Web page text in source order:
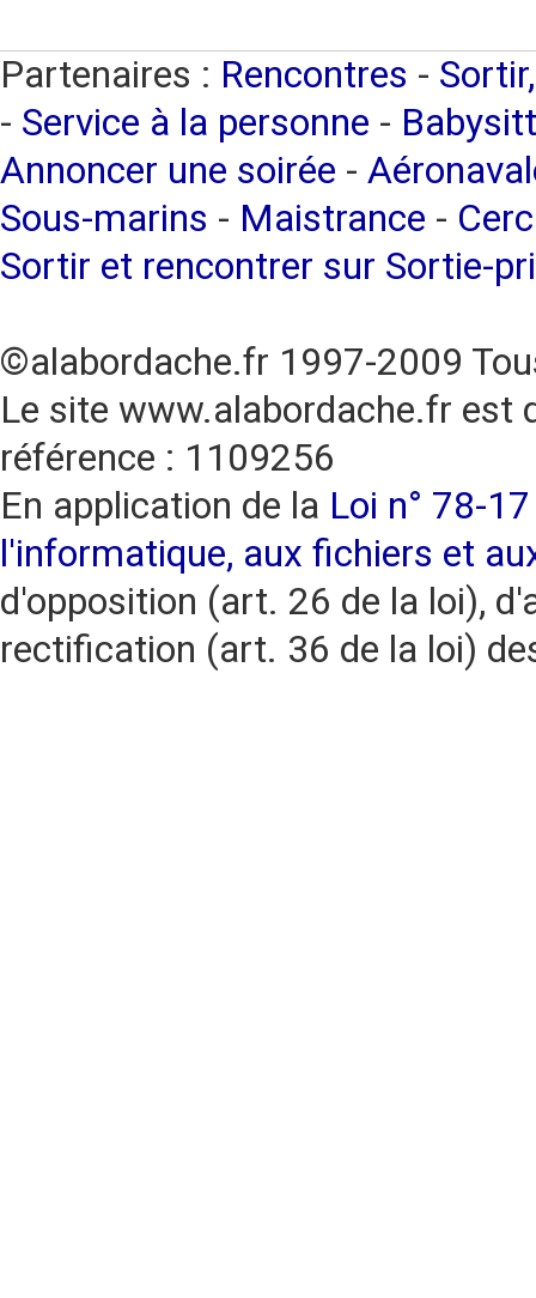
Partenaires : Rencontres -
- Service à la personne -
Annoncer une soirée -
Sous-marins - Maistrance -
Sortir et rencontrer sur Sortie-
©alabordache.fr 1997-2009
Le site www.alabordache.fr est
référence : 1109256
En application de la Loi n° 78-
l'informatique, aux fichiers et
d'opposition (art. 26 de la loi),
rectification (art. 36 de la loi)